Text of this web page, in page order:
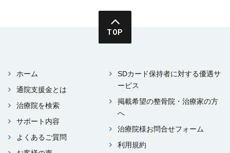
TOP
ホーム
通院⽀援⾦とは
治療院を検索
サポート内容
よくあるご質問
SDカード保持者に対する優遇サ
ービス
掲載希望の整⾻院・治療家の⽅
へ
治療院様お問合せフォーム
利⽤規約